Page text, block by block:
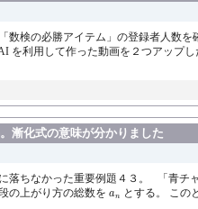
数検の必勝アイテム」の登録者人数
利用して作った動画を２つアップ
漸化式の意味が分かりました
落ちなかった重要例題４３。 「青
の上がり方の総数を an
an とする。 この